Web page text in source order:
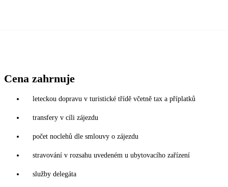
Cena zahrnuje
leteckou dopravu v turistické třídě včetně tax a příplatků
transfery v cíli zájezdu
počet noclehů dle smlouvy o zájezdu
stravování v rozsahu uvedeném u ubytovacího zařízení
služby delegáta